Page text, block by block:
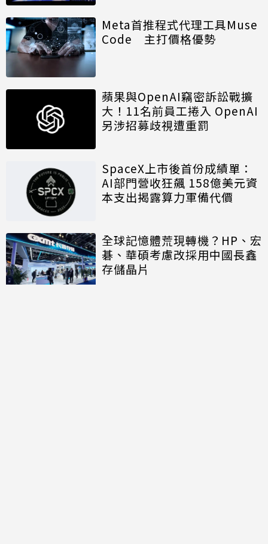
Meta首推程式代理工具Muse
Code 主打價格優勢
蘋果與OpenAI竊密訴訟戰擴
大！11名前員工捲入 OpenAI
另涉招募歧視遭重罰
SpaceX上市後首份成績單：
AI部門營收狂飆 158億美元資
本支出揭露算力軍備代價
全球記憶體荒現轉機？HP、宏
碁、華碩考慮改採用中國長鑫
存儲晶片